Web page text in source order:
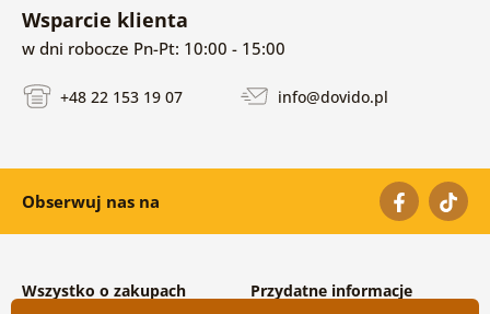
Wsparcie klienta
w dni robocze Pn-Pt: 10:00 - 15:00
+48 22 153 19 07 info@dovido.pl
Obserwuj nas na
Wszystko o zakupach Przydatne informacje